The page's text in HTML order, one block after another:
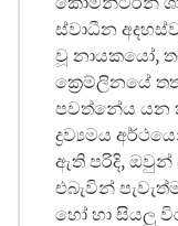
ස්වාධීන
වූ නායකයෝ,
ක්‍රෙම්ලිනයේ
පවත්නේය යන
ද්‍රව්‍යමය
ඇති පරිදි, ඔවුන්
එබැවින්
හෝ හා සියලු